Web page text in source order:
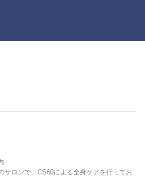
サロンで、CS60による全身ケアを行ってお